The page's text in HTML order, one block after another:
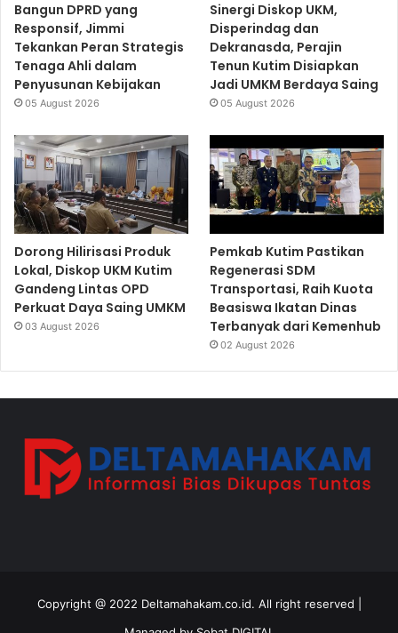
Bangun DPRD yang
Responsif, Jimmi
Tekankan Peran Strategis
Tenaga Ahli dalam
Penyusunan Kebijakan
05 August 2026
Sinergi Diskop UKM,
Disperindag dan
Dekranasda, Perajin
Tenun Kutim Disiapkan
Jadi UMKM Berdaya Saing
05 August 2026
Dorong Hilirisasi Produk
Lokal, Diskop UKM Kutim
Gandeng Lintas OPD
Perkuat Daya Saing UMKM
03 August 2026
Pemkab Kutim Pastikan
Regenerasi SDM
Transportasi, Raih Kuota
Beasiswa Ikatan Dinas
Terbanyak dari Kemenhub
02 August 2026
Copyright @ 2022 Deltamahakam.co.id. All right reserved |